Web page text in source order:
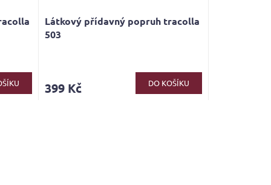
Látkový přídavný popruh tracolla
503
399 Kč DO KOŠÍKU